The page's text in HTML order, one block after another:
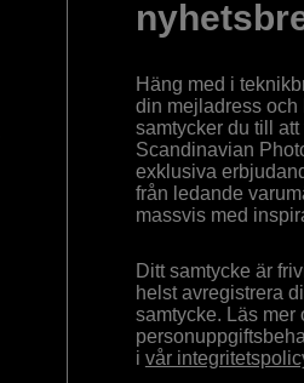
Häng med i
din mejladress och
samtycker du till
Scandinavian
exklusiva
från ledande
massvis med
Ditt samtycke är
helst avregistrera
samtycke. Läs mer
i vår